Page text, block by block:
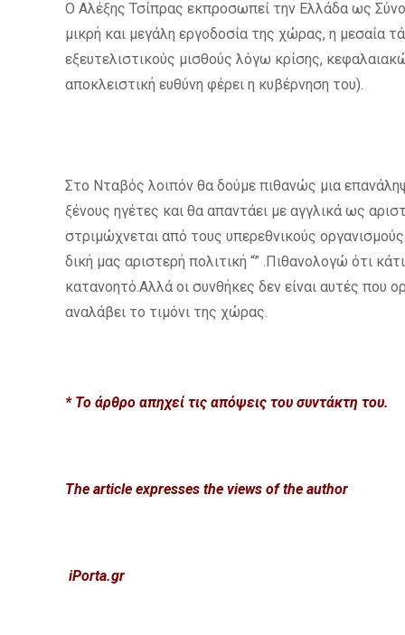
Ο Αλέξης Τσίπρας εκπροσωπεί την Ελλάδα ως
μικρή και μεγάλη εργοδοσία της χώρας, η μεσαία
εξευτελιστικούς μισθούς λόγω κρίσης,
αποκλειστική ευθύνη φέρει η κυβέρνηση του).
Στο Νταβός λοιπόν θα δούμε πιθανώς μια
ξένους ηγέτες και θα απαντάει με αγγλικά ως
στριμώχνεται από τους υπερεθνικούς
δική μας αριστερή πολιτική “” .Πιθανολογώ ότι
κατανοητό.Αλλά οι συνθήκες δεν είναι αυτές που
αναλάβει το τιμόνι της χώρας.
* Το άρθρο απηχεί τις απόψεις του συντάκτη του.
The article expresses the views of the author
iPorta.gr